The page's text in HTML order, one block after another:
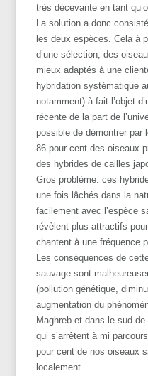
très décevante en tant
La solution a donc
les deux espèces. Cela à
d’une sélection, des
mieux adaptés à une
hybridation systématique
notamment) à fait l’objet
récente de la part de
possible de démontrer par
86 pour cent des oiseaux
des hybrides de cailles
Gros problème: ces
une fois lâchés dans la
facilement avec l’espèce
révèlent plus attractifs
chantent à une fréquence
Les conséquences de
sauvage sont
(pollution génétique,
augmentation du
Maghreb et dans le sud
qui s’arrêtent à mi
pour cent de nos oiseaux
localement…